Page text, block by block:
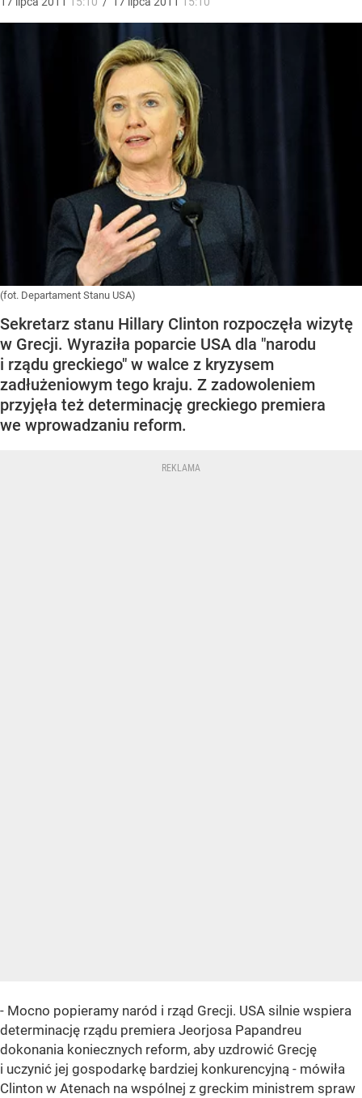
(fot. Departament Stanu USA)
Sekretarz stanu Hillary Clinton rozpoczęła wizytę
w Grecji. Wyraziła poparcie USA dla "narodu
i rządu greckiego" w walce z kryzysem
zadłużeniowym tego kraju. Z zadowoleniem
przyjęła też determinację greckiego premiera
we wprowadzaniu reform.
- Mocno popieramy naród i rząd Grecji. USA silnie wspiera
determinację rządu premiera Jeorjosa Papandreu
dokonania koniecznych reform, aby uzdrowić Grecję
i uczynić jej gospodarkę bardziej konkurencyjną - mówiła
Clinton w Atenach na wspólnej z greckim ministrem spraw